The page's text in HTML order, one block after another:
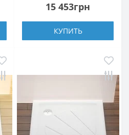
15 453грн
КУПИТЬ